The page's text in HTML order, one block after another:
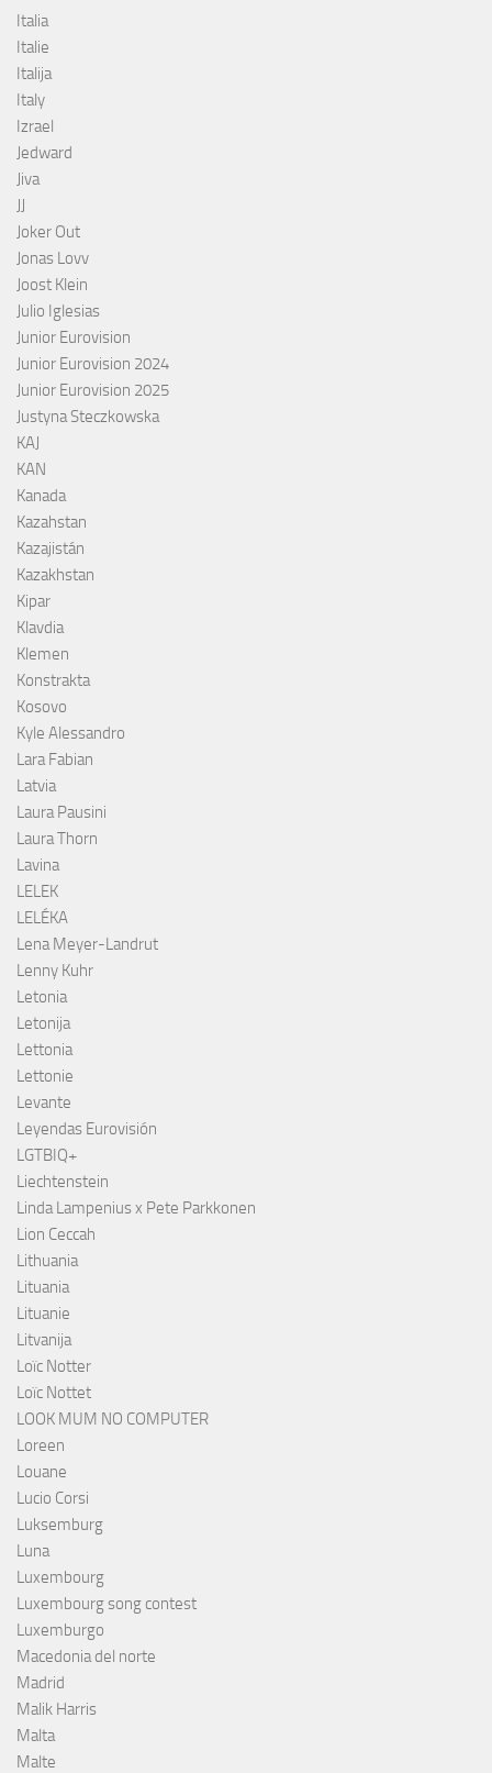
Italia
Italie
Italija
Italy
Izrael
Jedward
Jiva
JJ
Joker Out
Jonas Lovv
Joost Klein
Julio Iglesias
Junior Eurovision
Junior Eurovision 2024
Junior Eurovision 2025
Justyna Steczkowska
KAJ
KAN
Kanada
Kazahstan
Kazajistán
Kazakhstan
Kipar
Klavdia
Klemen
Konstrakta
Kosovo
Kyle Alessandro
Lara Fabian
Latvia
Laura Pausini
Laura Thorn
Lavina
LELEK
LELÉKA
Lena Meyer-Landrut
Lenny Kuhr
Letonia
Letonija
Lettonia
Lettonie
Levante
Leyendas Eurovisión
LGTBIQ+
Liechtenstein
Linda Lampenius x Pete Parkkonen
Lion Ceccah
Lithuania
Lituania
Lituanie
Litvanija
Loïc Notter
Loïc Nottet
LOOK MUM NO COMPUTER
Loreen
Louane
Lucio Corsi
Luksemburg
Luna
Luxembourg
Luxembourg song contest
Luxemburgo
Macedonia del norte
Madrid
Malik Harris
Malta
Malte